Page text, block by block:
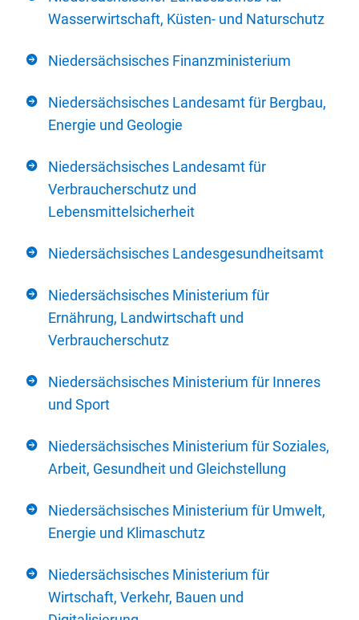
Wasserwirtschaft, Küsten- und Naturschutz
Niedersächsisches Finanzministerium
Niedersächsisches Landesamt für Bergbau,
Energie und Geologie
Niedersächsisches Landesamt für
Verbraucherschutz und
Lebensmittelsicherheit
Niedersächsisches Landesgesundheitsamt
Niedersächsisches Ministerium für
Ernährung, Landwirtschaft und
Verbraucherschutz
Niedersächsisches Ministerium für Inneres
und Sport
Niedersächsisches Ministerium für Soziales,
Arbeit, Gesundheit und Gleichstellung
Niedersächsisches Ministerium für Umwelt,
Energie und Klimaschutz
Niedersächsisches Ministerium für
Wirtschaft, Verkehr, Bauen und